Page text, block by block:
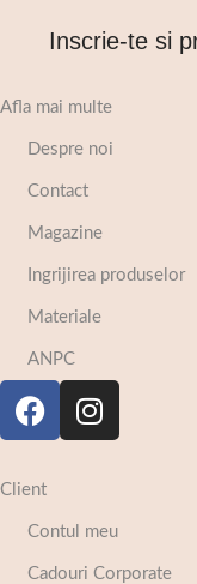
Inscrie-te si
Afla mai multe
Despre noi
Contact
Magazine
Ingrijirea produselor
Materiale
ANPC
Client
Contul meu
Cadouri Corporate